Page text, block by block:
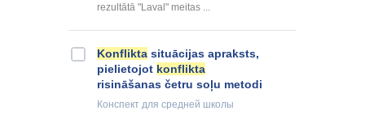
rezultātā "Laval" meitas ...
Konflikta situācijas apraksts,
pielietojot konflikta
risināšanas četru soļu metodi
Конспект для средней школы